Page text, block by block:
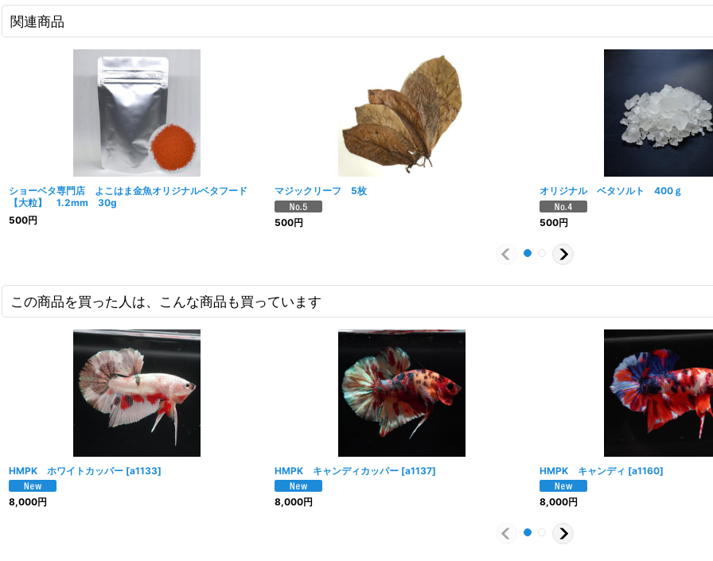
関連商品
ショーベタ専門店 よこはま金魚オリジナルベタフード
【大粒】 1.2mm 30g
500円
マジックリーフ 5枚
500円
オリジナル ベタソルト 400ｇ
500円
この商品を買った人は、こんな商品も買っています
HMPK ホワイトカッパー [a1133]
8,000円
HMPK キャンディカッパー [a1137]
8,000円
HMPK キャンディ [a1160]
8,000円